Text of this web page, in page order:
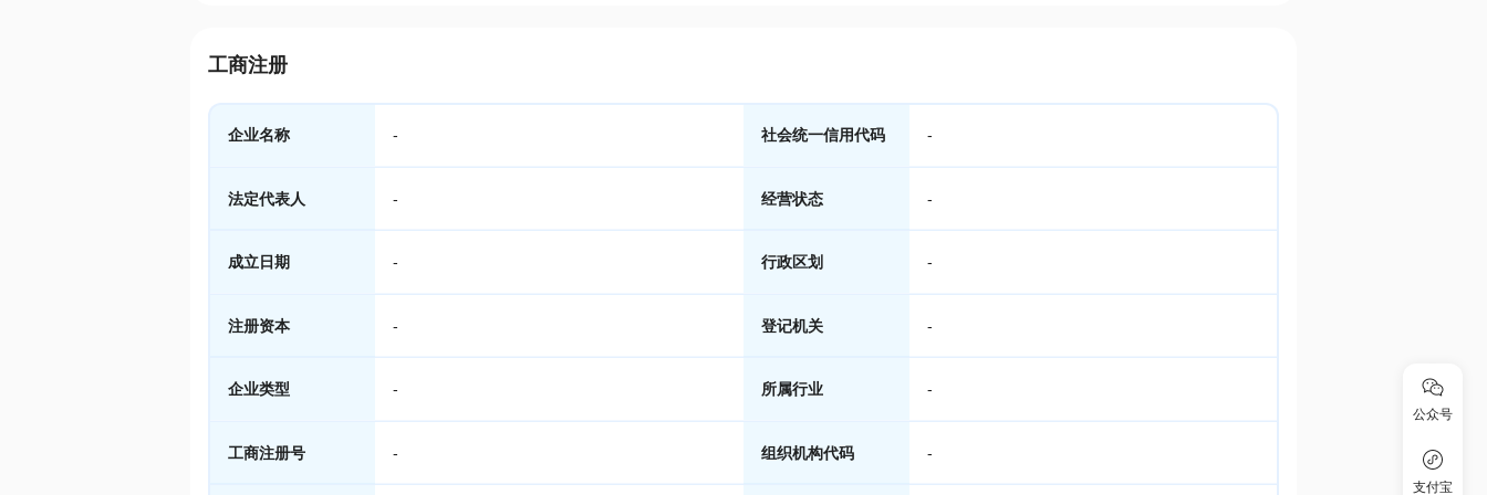
工商注册
企业名称 - 社会统一信用代码 -
法定代表人 - 经营状态 -
成立日期 - 行政区划 -
注册资本 - 登记机关 -
企业类型 - 所属行业 -
工商注册号 - 组织机构代码 -
公众号
支付宝